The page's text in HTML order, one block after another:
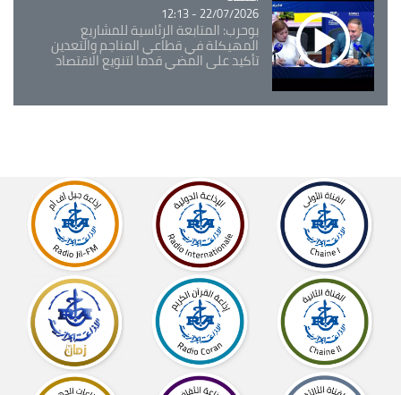
22/07/2026 - 12:13
بوحرب: المتابعة الرئاسية للمشاريع
المهيكلة في قطاعي المناجم والتعدين
تأكيد على المضي قدما لتنويع الاقتصاد